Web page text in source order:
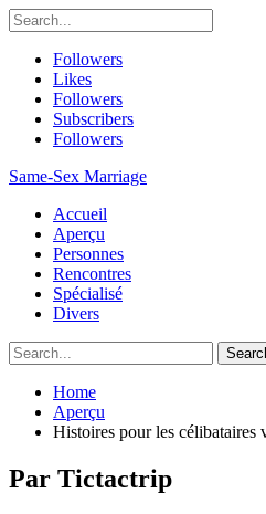
Followers
Likes
Followers
Subscribers
Followers
Same-Sex Marriage
Accueil
Aperçu
Personnes
Rencontres
Spécialisé
Divers
Home
Aperçu
Histoires pour les célibataires
Par Tictactrip